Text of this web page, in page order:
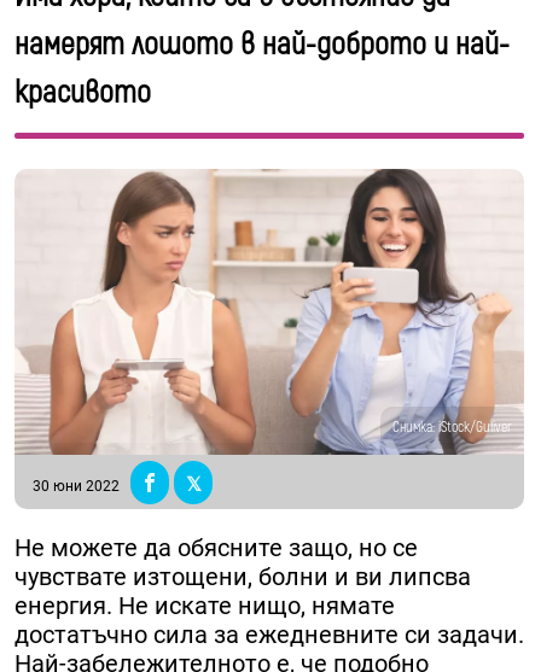
намерят лошото в най-доброто и най-
красивото
Снимка: iStock/Guliver
30 юни 2022
Не можете да обясните защо, но се
чувствате изтощени, болни и ви липсва
енергия. Не искате нищо, нямате
достатъчно сила за ежедневните си задачи.
Най-забележителното е, че подобно